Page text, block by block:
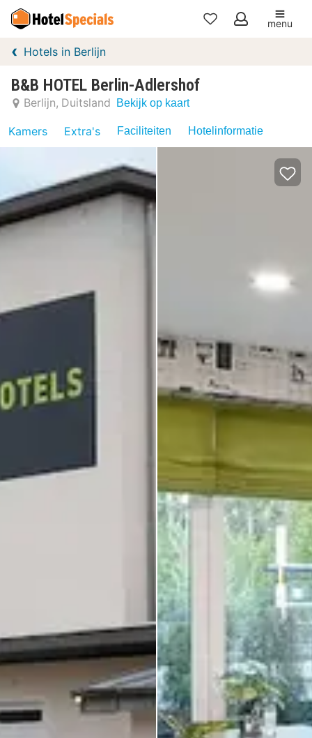
Mijn
menu
Hotels in Berlijn
B&B HOTEL Berlin-Adlershof
Berlijn Duitsland Bekijk op kaart
Kamers Extra's Faciliteiten Hotelinformatie